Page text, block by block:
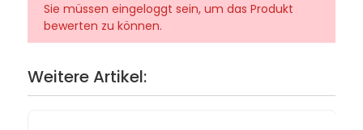
Sie müssen eingeloggt sein, um das Produkt
bewerten zu können.
Weitere Artikel: